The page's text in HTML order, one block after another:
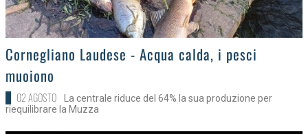
>
Cornegliano Laudese - Acqua calda, i pesci
muoiono
02 AGOSTO
La centrale riduce del 64% la sua produzione per
riequilibrare la Muzza